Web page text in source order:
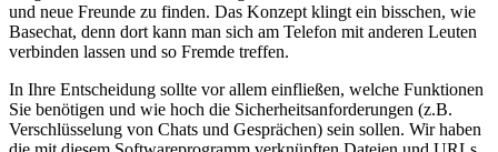
und neue Freunde zu finden. Das Konzept klingt ein bisschen, wie
Basechat, denn dort kann man sich am Telefon mit anderen Leuten
verbinden lassen und so Fremde treffen.
In Ihre Entscheidung sollte vor allem einfließen, welche Funktionen
Sie benötigen und wie hoch die Sicherheitsanforderungen (z.B.
Verschlüsselung von Chats und Gesprächen) sein sollen. Wir haben